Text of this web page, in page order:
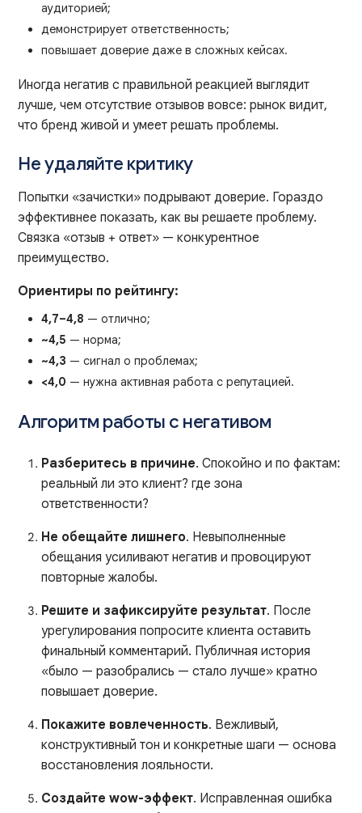
аудиторией;
демонстрирует ответственность;
повышает доверие даже в сложных кейсах.
Иногда негатив с правильной реакцией выглядит
лучше, чем отсутствие отзывов вовсе: рынок видит,
что бренд живой и умеет решать проблемы.
Не удаляйте критику
Попытки «зачистки» подрывают доверие. Гораздо
эффективнее показать, как вы решаете проблему.
Связка «отзыв + ответ» — конкурентное
преимущество.
Ориентиры по рейтингу:
4,7–4,8 — отлично;
~4,5 — норма;
~4,3 — сигнал о проблемах;
<4,0 — нужна активная работа с репутацией.
Алгоритм работы с негативом
Разберитесь в причине. Спокойно и по фактам:
реальный ли это клиент? где зона
ответственности?
Не обещайте лишнего. Невыполненные
обещания усиливают негатив и провоцируют
повторные жалобы.
Решите и зафиксируйте результат. После
урегулирования попросите клиента оставить
финальный комментарий. Публичная история
«было — разобрались — стало лучше» кратно
повышает доверие.
Покажите вовлеченность. Вежливый,
конструктивный тон и конкретные шаги — основа
восстановления лояльности.
Создайте wow-эффект. Исправленная ошибка